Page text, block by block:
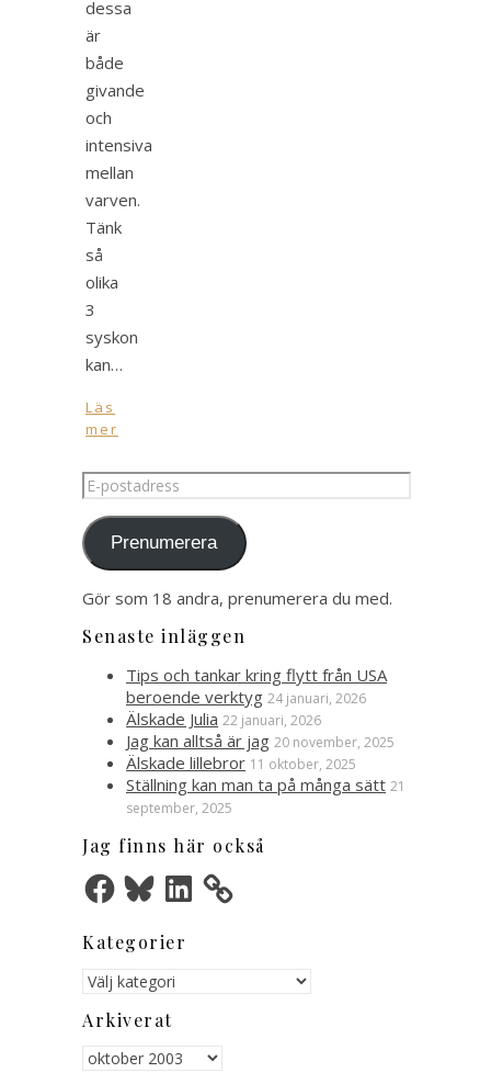
dessa
är
både
givande
och
intensiva
mellan
varven.
Tänk
så
olika
3
syskon
kan…
Läs
mer
E-
postadress
Prenumerera
Gör som 18 andra, prenumerera du med.
Senaste inläggen
Tips och tankar kring flytt från USA
beroende verktyg 24 januari, 2026
Älskade Julia 22 januari, 2026
Jag kan alltså är jag 20 november, 2025
Älskade lillebror 11 oktober, 2025
Ställning kan man ta på många sätt 21
september, 2025
Jag finns här också
FacebookBlueskyLinkedIn
Kategorier
Kategorier
Arkiverat
Arkiverat